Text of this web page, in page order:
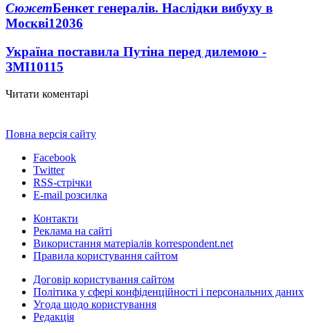
СюжетБенкет генералів. Наслідки вибуху в
Москві12036
Україна поставила Путіна перед дилемою -
ЗМІ10115
Читати коментарі
Повна версія сайту
Facebook
Twitter
RSS-стрічки
E-mail розсилка
Контакти
Реклама на сайті
Використання матеріалів korrespondent.net
Правила користування сайтом
Договір користування сайтом
Політика у сфері конфіденційності і персональних даних
Угода щодо користування
Редакція